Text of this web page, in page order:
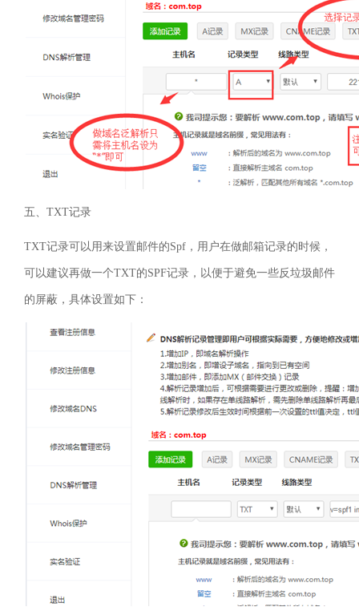
五、 TXT记录
TXT记录可以用来设置邮件的Spf ，用户在做邮箱记录的时候，
可以建议再做一个TXT的SPF记录，以便于避免一些反垃圾邮件
的屏蔽，具体设置如下：